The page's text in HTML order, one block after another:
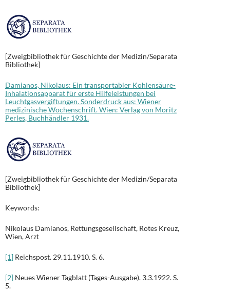
[Zweigbibliothek für Geschichte der Medizin/Separata
Bibliothek]
Damianos, Nikolaus: Ein transportabler Kohlensäure-
Inhalationsapparat für erste Hilfeleistungen bei
Leuchtgasvergiftungen. Sonderdruck aus: Wiener
medizinische Wochenschrift. Wien: Verlag von Moritz
Perles, Buchhändler 1931.
[Zweigbibliothek für Geschichte der Medizin/Separata
Bibliothek]
Keywords:
Nikolaus Damianos, Rettungsgesellschaft, Rotes Kreuz,
Wien, Arzt
[1] Reichspost. 29.11.1910. S. 6.
[2] Neues Wiener Tagblatt (Tages-Ausgabe). 3.3.1922. S.
5.